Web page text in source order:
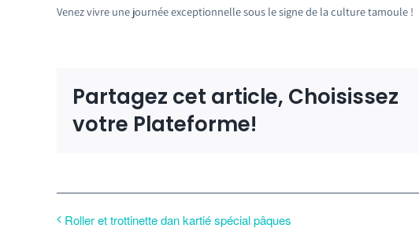
Venez vivre une journée exceptionnelle sous le signe de la culture tamoule !
Partagez cet article, Choisissez
votre Plateforme!
Roller et trottinette dan kartié spécial pâques